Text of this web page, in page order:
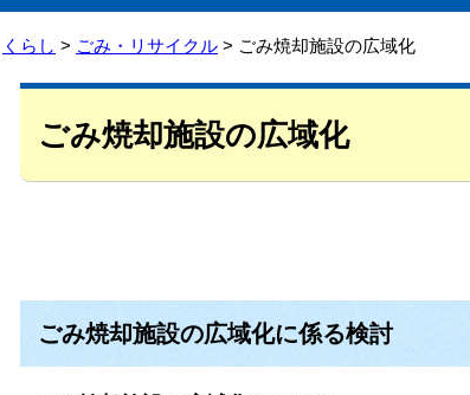
くらし > ごみ・リサイクル > ごみ焼却施設の広域化
ごみ焼却施設の広域化
ごみ焼却施設の広域化に係る検討